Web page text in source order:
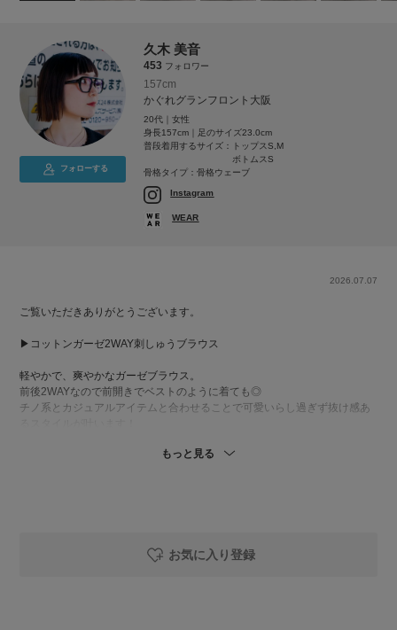
フォローする
久木 美音
453 フォロワー
157cm
かぐれグランフロント大阪
20代｜女性
身長157cm｜足のサイズ23.0cm
普段着用するサイズ：
トップスS,M
ボトムスS
骨格タイプ：骨格ウェーブ
Instagram
WEAR
2026.07.07
ご覧いただきありがとうございます。
▶︎コットンガーゼ2WAY刺しゅうブラウス
軽やかで、爽やかなガーゼブラウス。
前後2WAYなので前開きでベストのように着ても◎
チノ系とカジュアルアイテムと合わせることで可愛いらし過ぎず抜け感あ
ぜひ店頭にてご覧くださいませ♪もっと見る
お気に入り登録